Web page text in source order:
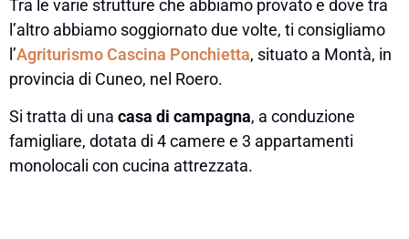
Tra le varie strutture che abbiamo provato e dove tra
l’altro abbiamo soggiornato due volte, ti consigliamo
l’Agriturismo Cascina Ponchietta, situato a Montà, in
provincia di Cuneo, nel Roero.
Si tratta di una casa di campagna, a conduzione
famigliare, dotata di 4 camere e 3 appartamenti
monolocali con cucina attrezzata.